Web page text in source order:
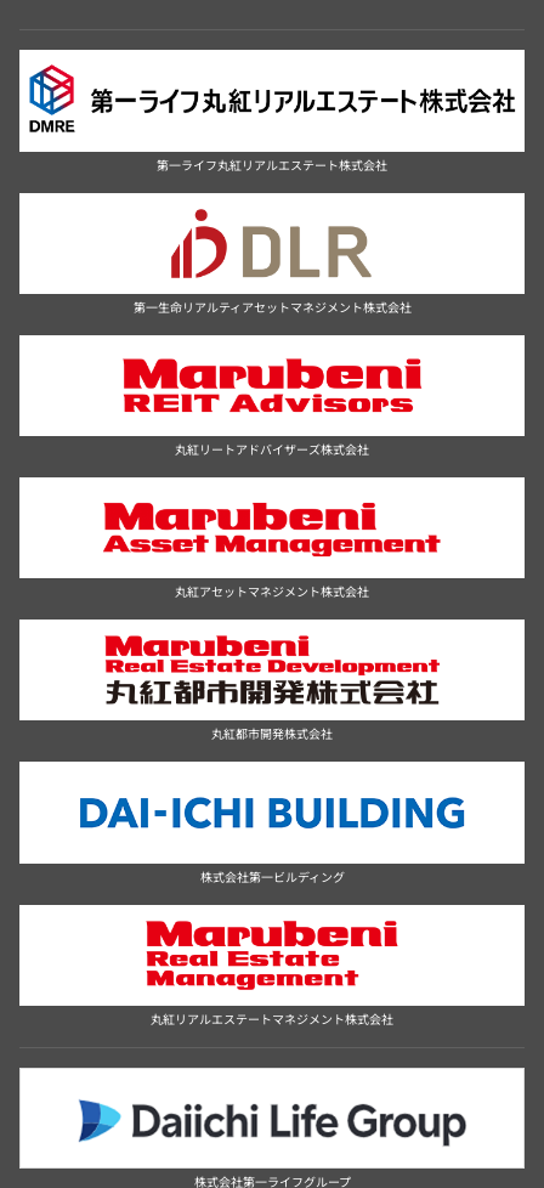
第一ライフ丸紅リアルエステート株式会社
第一生命リアルティアセットマネジメント株式会社
丸紅リートアドバイザーズ株式会社
丸紅アセットマネジメント株式会社
丸紅都市開発株式会社
株式会社第一ビルディング
丸紅リアルエステートマネジメント株式会社
株式会社第一ライフグループ